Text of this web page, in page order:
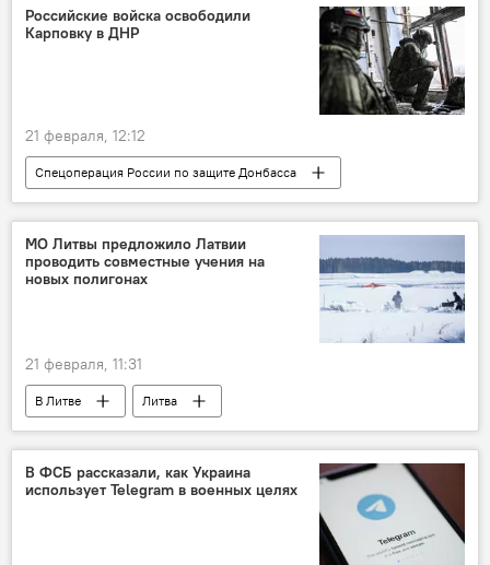
контрабанда сигарет
Скандал в Литве из-за метеозондов из Белоруссии
Российские войска освободили
Карповку в ДНР
21 февраля, 12:12
Спецоперация России по защите Донбасса
В мире
Россия
Украина
Минобороны РФ
ВС РФ
армия России
освобождение
МО Литвы предложило Латвии
проводить совместные учения на
новых полигонах
21 февраля, 11:31
В Литве
Литва
Минобороны Литвы
Робертас Каунас
учения
военные учения
вооруженные силы
Латвия
полигон
В ФСБ рассказали, как Украина
использует Telegram в военных целях